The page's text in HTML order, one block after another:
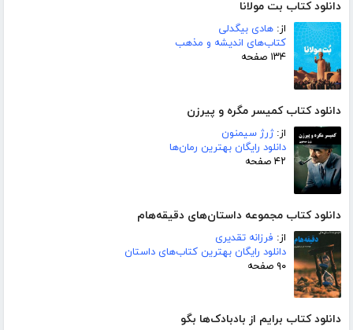
دانلود کتاب بت مولانا
از: هادی بیگدلی
کتاب‌های اندیشه و مذهب
۱۳۴ صفحه
دانلود کتاب کمیسر مگره و پیرزن
از:ژرژ سیمنون
دانلود رایگان بهترین رمان‌ها
۴۲ صفحه
دانلود کتاب مجموعه داستان‌های دقیقه‌هام
از: فرزانه تقدیری
دانلود رایگان بهترین کتاب‌های داستان
۹۰ صفحه
دانلود کتاب برایم از بادبادک‌ها بگو